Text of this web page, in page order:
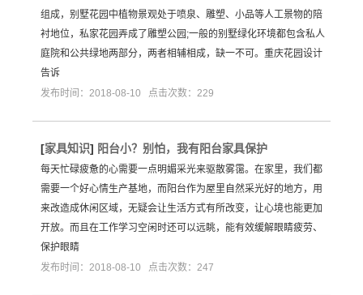
组成，别墅花园中植物景观处于喷泉、雕塑、小品等人工景物的陪
衬地位，私家花园弄成了雕塑公园;一般的别墅绿化环境都包含私人
庭院和公共绿地两部分，两者相辅相成，缺一不可。重庆花园设计
告诉
发布时间：2018-08-10 点击次数：229
[家具知识] 阳台小？别怕，我有阳台家具保护
每天忙碌疲惫的心需要一点明媚采光来驱散雾霭。在家里，我们都
需要一个好心情生产基地，而阳台作为屋里自然采光好的地方，用
来改造成休闲区域，无疑会让生活方式有所改变，让心境也能更加
开放。而且在工作学习空闲时还可以远眺，能有效缓解眼睛疲劳、
保护眼睛
发布时间：2018-08-10 点击次数：247